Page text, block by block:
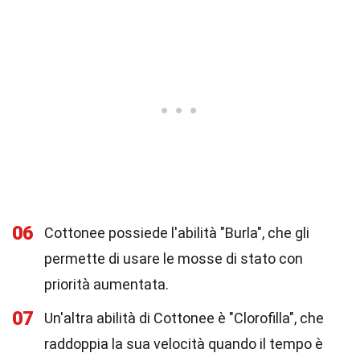
06
Cottonee possiede l'abilità "Burla", che gli
permette di usare le mosse di stato con
priorità aumentata.
07
Un'altra abilità di Cottonee è "Clorofilla", che
raddoppia la sua velocità quando il tempo è